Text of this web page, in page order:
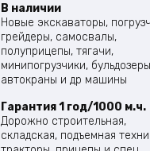
В наличии
Новые экскаваторы,
грейдеры, самосвалы,
полуприцепы, тягачи,
минипогрузчики,
автокраны и др машины
Гарантия 1 год/1000 м.ч.
Дорожно строительная,
складская, подъемная